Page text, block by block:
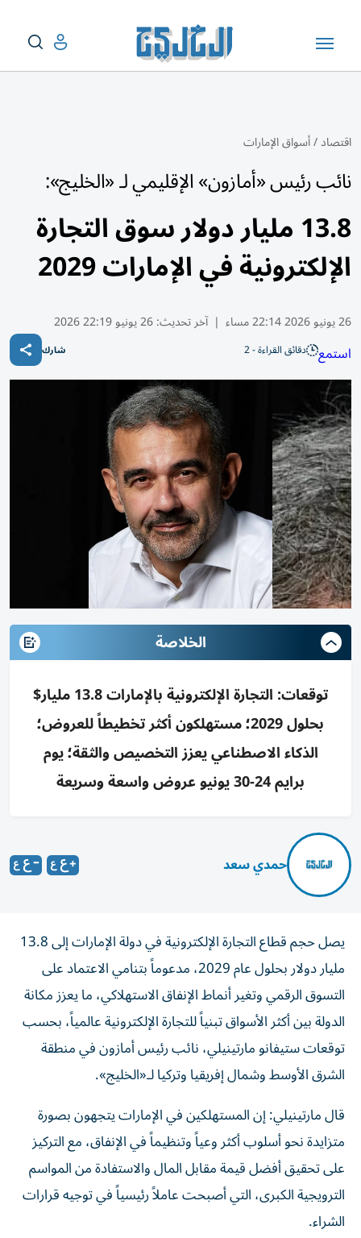
اقتصاد/أسواق الإمارات
نائب رئيس «أمازون» الإقليمي لـ «الخليج»:
13.8 مليار دولار سوق التجارة
الإلكترونية في الإمارات 2029
26 يونيو 2026 22:14 مساء | آخر تحديث:26 يونيو 22:19 2026
استمع دقائق القراءة - 2 شارك
الخلاصة
توقعات: التجارة الإلكترونية بالإمارات 13.8 مليار$
بحلول 2029؛ مستهلكون أكثر تخطيطاً للعروض؛
الذكاء الاصطناعي يعزز التخصيص والثقة؛ يوم
برايم 24-30 يونيو عروض واسعة وسريعة
حمدي سعد
يصل حجم قطاع التجارة الإلكترونية في دولة الإمارات إلى 13.8
مليار دولار بحلول عام 2029، مدعوماً بتنامي الاعتماد على
التسوق الرقمي وتغير أنماط الإنفاق الاستهلاكي، ما يعزز مكانة
الدولة بين أكثر الأسواق تبنياً للتجارة الإلكترونية عالمياً، بحسب
توقعات ستيفانو مارتينيلي، نائب رئيس أمازون في منطقة
الشرق الأوسط وشمال إفريقيا وتركيا لـ«الخليج».
قال مارتينيلي: إن المستهلكين في الإمارات يتجهون بصورة
متزايدة نحو أسلوب أكثر وعياً وتنظيماً في الإنفاق، مع التركيز
على تحقيق أفضل قيمة مقابل المال والاستفادة من المواسم
الترويجية الكبرى، التي أصبحت عاملاً رئيسياً في توجيه قرارات
الشراء.